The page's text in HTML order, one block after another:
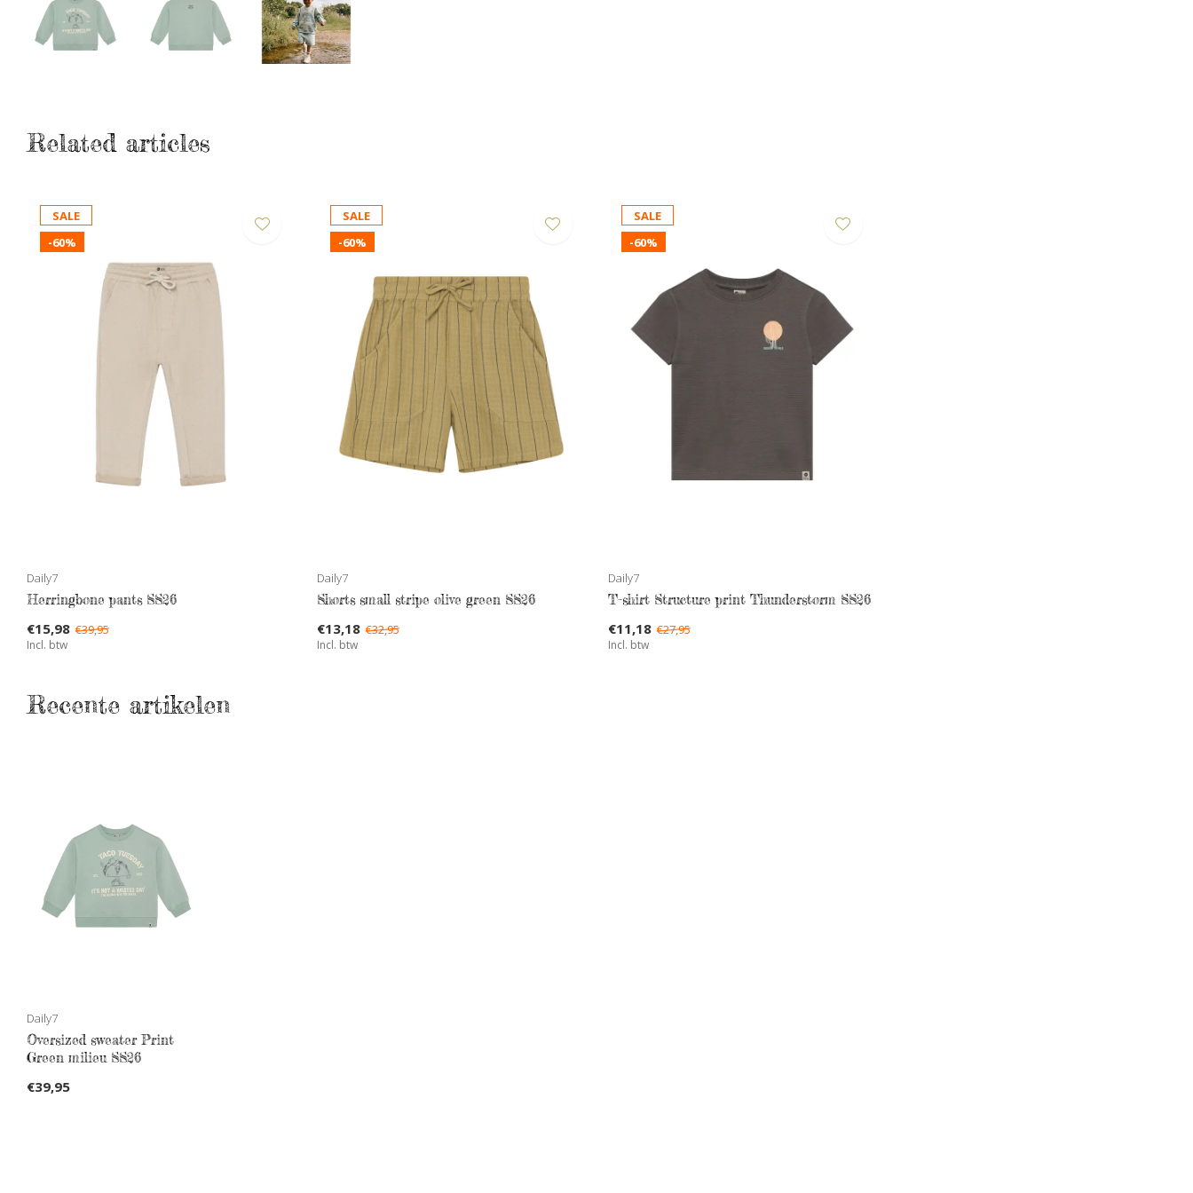
Related articles
SALE
-60%
Daily7
Herringbone pants SS26
€15,98 €39,95
Incl. btw
SALE
-60%
Daily7
Shorts small stripe olive green SS26
€13,18 €32,95
Incl. btw
SALE
-60%
Daily7
T-shirt Structure print Thunderstorm SS26
€11,18 €27,95
Incl. btw
Recente artikelen
Daily7
Oversized sweater Print
Green milieu SS26
€39,95